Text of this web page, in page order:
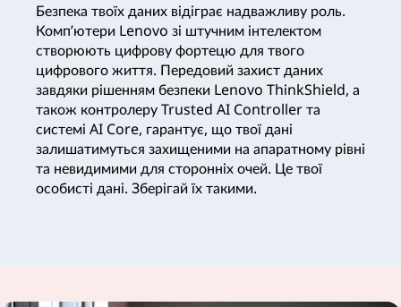
Безпека твоїх даних відіграє надважливу роль.
Комп’ютери Lenovo зі штучним інтелектом
створюють цифрову фортецю для твого
цифрового життя. Передовий захист даних
завдяки рішенням безпеки Lenovo ThinkShield, а
також контролеру Trusted AI Controller та
системі AI Core, гарантує, що твої дані
залишатимуться захищеними на апаратному рівні
та невидимими для сторонніх очей. Це твої
особисті дані. Зберігай їх такими.